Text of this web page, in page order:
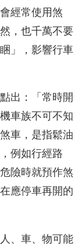
經常使用煞
， 也千萬不要
」， 影響行車
出：「常時開
車族不可不知
車， 是指鬆油
例如行經路
險時就預作煞
應停車再開的
、車、物可能